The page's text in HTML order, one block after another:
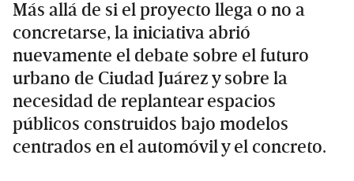
Más allá de si el proyecto llega o no a
concretarse, la iniciativa abrió
nuevamente el debate sobre el futuro
urbano de Ciudad Juárez y sobre la
necesidad de replantear espacios
públicos construidos bajo modelos
centrados en el automóvil y el concreto.